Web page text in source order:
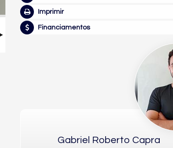
Imprimir
Financiamentos
Gabriel Roberto Capra